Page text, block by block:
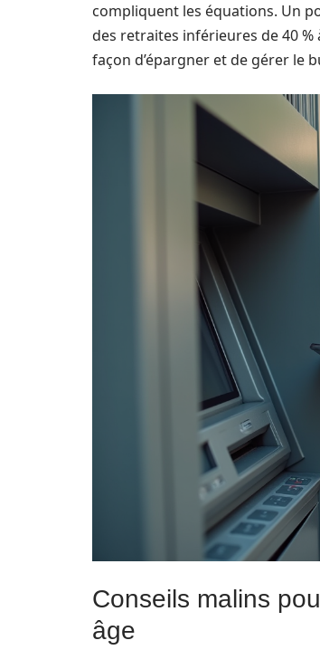
compliquent les équations. Un
des retraites inférieures de 40
façon d’épargner et de gérer le
Conseils malins
âge